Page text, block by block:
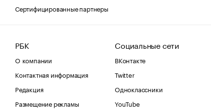
Сертифицированные партнеры
РБК
О компании
Контактная информация
Редакция
Размещение рекламы
Социальные сети
ВКонтакте
Twitter
Одноклассники
YouTube